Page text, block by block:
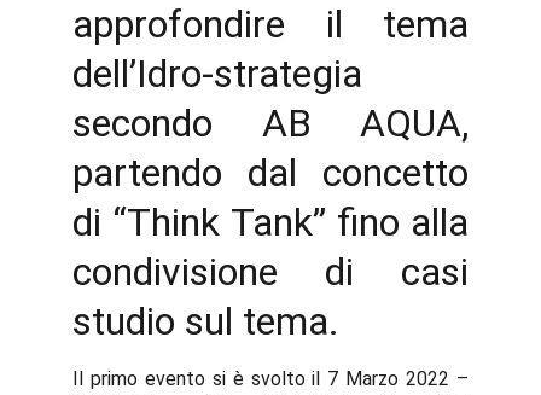
approfondire il tema
dell’Idro-strategia
secondo AB AQUA,
partendo dal concetto
di “Think Tank” fino alla
condivisione di casi
studio sul tema.
Il primo evento si è svolto il 7 Marzo 2022 –